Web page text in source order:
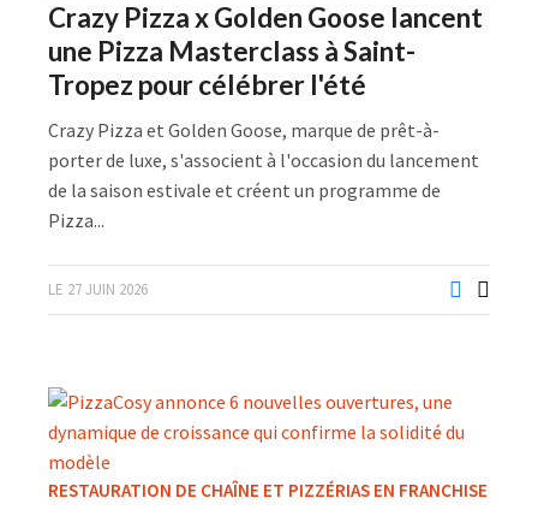
Crazy Pizza x Golden Goose lancent
une Pizza Masterclass à Saint-
Tropez pour célébrer l'été
Crazy Pizza et Golden Goose, marque de prêt-à-
porter de luxe, s'associent à l'occasion du lancement
de la saison estivale et créent un programme de
Pizza...
LE 27 JUIN 2026
RESTAURATION DE CHAÎNE ET PIZZÉRIAS EN FRANCHISE